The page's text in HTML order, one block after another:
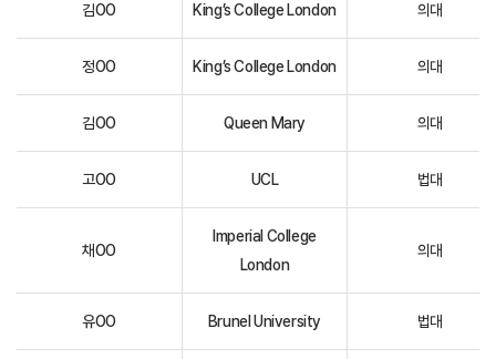
김OO King’s College London 의대
정OO King’s College London 의대
김OO Queen Mary 의대
고OO UCL 법대
채OO
Imperial College
London
의대
유OO Brunel University 법대